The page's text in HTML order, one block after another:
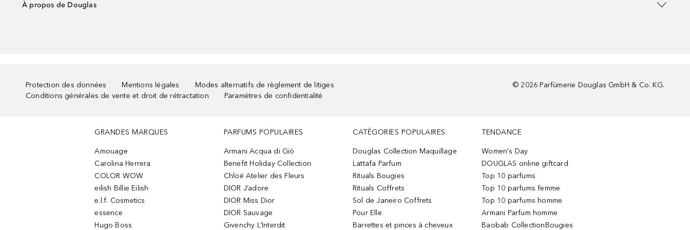
À propos de Douglas
Protection des données Mentions légales
Modes alternatifs de règlement de litiges
Conditions générales de vente et droit de rétractation
Paramètres de confidentialité
© 2026 Parfümerie Douglas GmbH & Co. KG.
GRANDES MARQUES
Amouage
Carolina Herrera
COLOR WOW
eilish Billie Eilish
e.l.f. Cosmetics
essence
Hugo Boss
PARFUMS POPULAIRES
Armani Acqua di Giò
Benefit Holiday Collection
Chloé Atelier des Fleurs
DIOR J’adore
DIOR Miss Dior
DIOR Sauvage
Givenchy L’Interdit
CATÉGORIES POPULAIRES
Douglas Collection Maquillage
Lattafa Parfum
Rituals Bougies
Rituals Coffrets
Sol de Janeiro Coffrets
Pour Elle
Barrettes et pinces à cheveux
TENDANCE
Women's Day
DOUGLAS online giftcard
Top 10 parfums
Top 10 parfums femme
Top 10 parfums homme
Armani Parfum homme
Baobab CollectionBougies